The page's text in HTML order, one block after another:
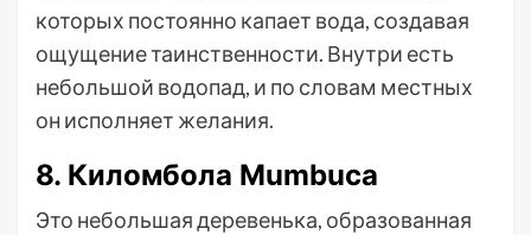
которых постоянно капает вода, создавая
ощущение таинственности. Внутри есть
небольшой водопад, и по словам местных
он исполняет желания.
8. Киломбола Mumbuca
Это небольшая деревенька, образованная